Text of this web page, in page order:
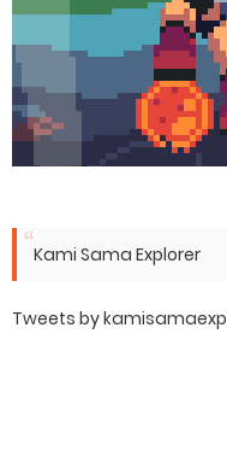
Kami Sama Explorer
Tweets by kamisamaexp